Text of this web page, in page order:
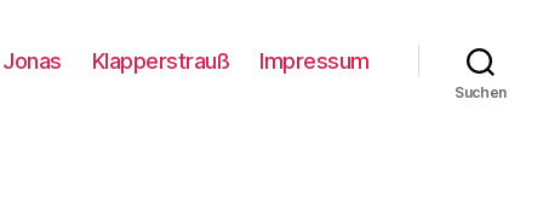
Jonas Klapperstrauß Impressum
Suchen